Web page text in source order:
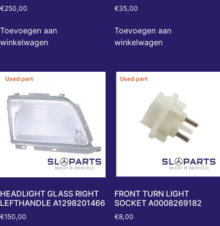
€250,00
Toevoegen aan
winkelwagen
€35,00
Toevoegen aan
winkelwagen
HEADLIGHT GLASS RIGHT
LEFTHANDLE A1298201466
€150,00
FRONT TURN LIGHT
SOCKET A0008269182
€8,00